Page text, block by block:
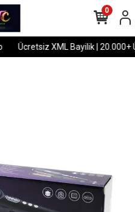
Ücretsiz XML Bayilik | 20.000+
0